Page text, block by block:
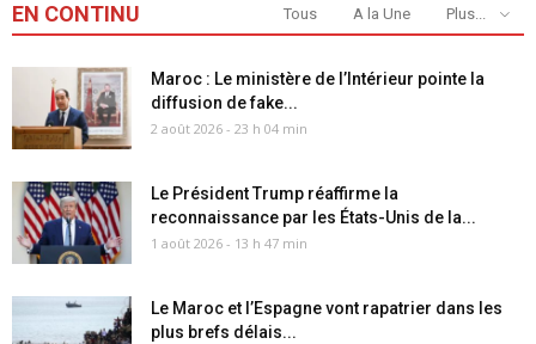
EN CONTINU Tous A la Une Plus...
Maroc : Le ministère de l’Intérieur pointe la
diffusion de fake...
2 août 2026 - 23 h 04 min
Le Président Trump réaffirme la
reconnaissance par les États-Unis de la...
1 août 2026 - 13 h 47 min
Le Maroc et l’Espagne vont rapatrier dans les
plus brefs délais...